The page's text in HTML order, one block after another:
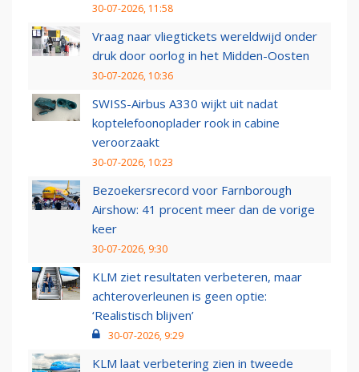
30-07-2026, 11:58
Vraag naar vliegtickets wereldwijd onder
druk door oorlog in het Midden-Oosten
30-07-2026, 10:36
SWISS-Airbus A330 wijkt uit nadat
koptelefoonoplader rook in cabine
veroorzaakt
30-07-2026, 10:23
Bezoekersrecord voor Farnborough
Airshow: 41 procent meer dan de vorige
keer
30-07-2026, 9:30
KLM ziet resultaten verbeteren, maar
achteroverleunen is geen optie:
‘Realistisch blijven’
30-07-2026, 9:29
KLM laat verbetering zien in tweede